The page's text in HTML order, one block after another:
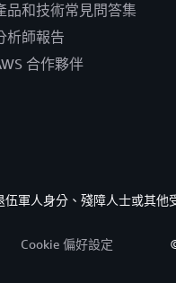
品和技術常見問答集
析師報告
合作夥伴
軍人身分、殘障人士或其
Cookie 偏好設定